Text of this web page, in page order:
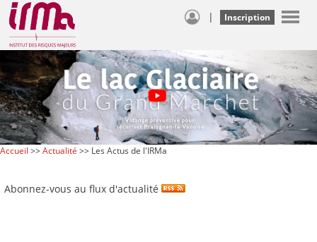
| Inscription
Accueil >>Actualité >> Les Actus de l'IRMa
Abonnez-vous au flux d'actualité